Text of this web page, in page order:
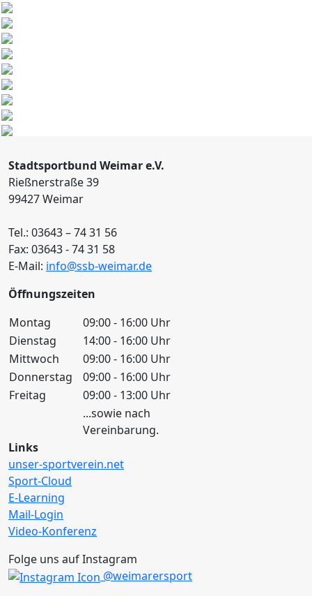
Stadtsportbund Weimar e.V.
Rießnerstraße 39
99427 Weimar
Tel.: 03643 – 74 31 56
Fax: 03643 - 74 31 58
E-Mail: info@ssb-weimar.de
Öffnungszeiten
Montag
09:00 - 16:00 Uhr
Dienstag
14:00 - 16:00 Uhr
Mittwoch
09:00 - 16:00 Uhr
Donnerstag
09:00 - 16:00 Uhr
Freitag
09:00 - 13:00 Uhr
...sowie nach
Vereinbarung.
Links
unser-sportverein.net
Sport-Cloud
E-Learning
Mail-Login
Video-Konferenz
Folge uns auf Instagram
@weimarersport